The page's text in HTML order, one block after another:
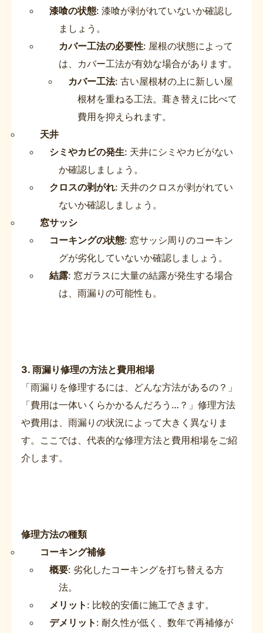
漆喰の状態: 漆喰が剥がれていないか確認し
ましょう。
カバー工法の必要性: 屋根の状態によって
は、カバー工法が有効な場合があります。
カバー工法: 古い屋根材の上に新しい屋
根材を重ねる工法。葺き替えに比べて
費用を抑えられます。
天井
シミやカビの発生: 天井にシミやカビがない
か確認しましょう。
クロスの剥がれ: 天井のクロスが剥がれてい
ないか確認しましょう。
窓サッシ
コーキングの状態: 窓サッシ周りのコーキン
グが劣化していないか確認しましょう。
結露: 窓ガラスに大量の結露が発生する場合
は、雨漏りの可能性も。
3. 雨漏り修理の方法と費用相場
「雨漏りを修理するには、どんな方法があるの？」
「費用は一体いくらかかるんだろう…？」修理方法
や費用は、雨漏りの状況によって大きく異なりま
す。ここでは、代表的な修理方法と費用相場をご紹
介します。
修理方法の種類
コーキング補修
概要: 劣化したコーキングを打ち替える方
法。
メリット : 比較的安価に施工できます。
デメリット : 耐久性が低く、数年で再補修が